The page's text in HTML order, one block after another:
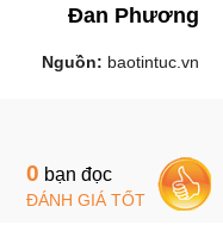
Đan Phương
Nguồn: baotintuc.vn
0 bạn đọc
ĐÁNH GIÁ TỐT